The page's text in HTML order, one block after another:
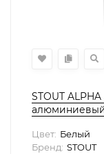
STOUT
Цвет: Белый
Бренд: STOUT